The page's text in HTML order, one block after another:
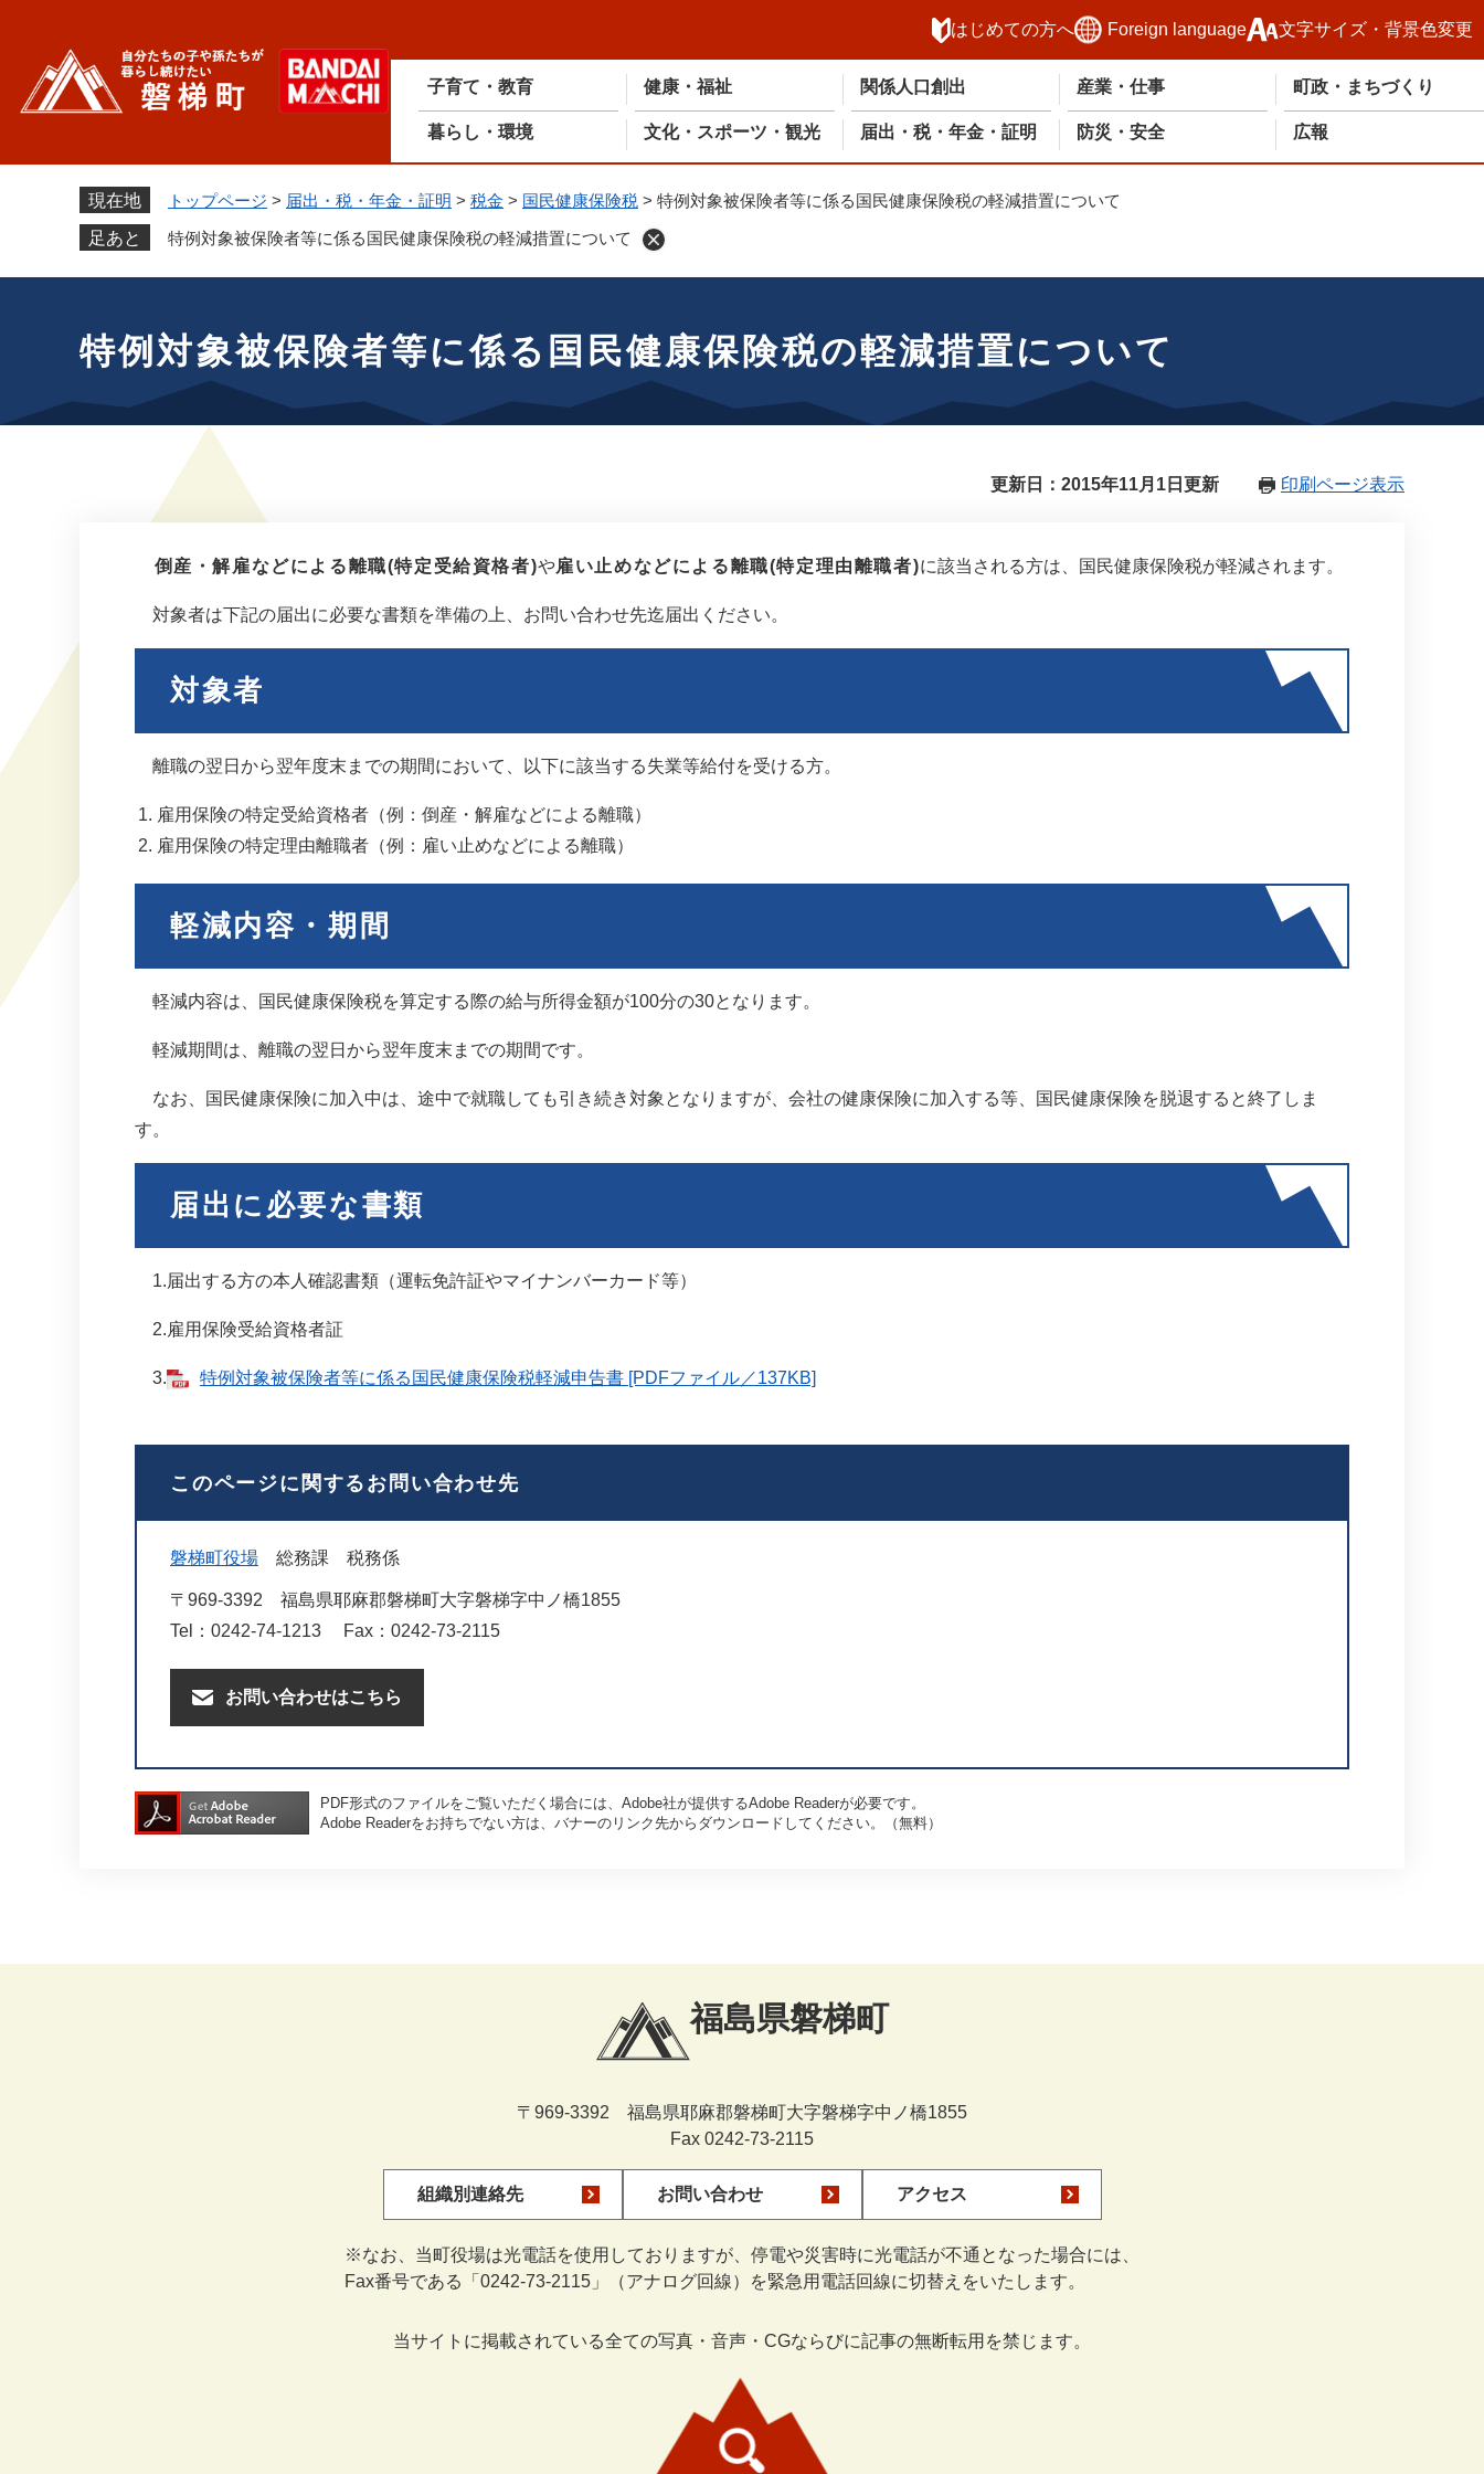
はじめての方へ Foreign language 文字サイズ・背景色変更
子育て・教育 健康・福祉 関係人口創出 産業・仕事 町政・まちづくり
暮らし・環境 文化・スポーツ・観光 届出・税・年金・証明 防災・安全 広報
現在地 トップページ > 届出・税・年金・証明 > 税金 > 国民健康保険税 > 特例対象被保険者等に係る国民健康保険税の軽減措置について
足あと
特例対象被保険者等に係る国民健康保険税の軽減措置について
特例対象被保険者等に係る国民健康保険税の軽減措置について
更新日：2015年11月1日更新 印刷ページ表示
倒産・解雇などによる離職(特定受給資格者)や雇い止めなどによる離職(特定理由離職者)に該当される方は、国民健康保険税が軽減されます。
対象者は下記の届出に必要な書類を準備の上、お問い合わせ先迄届出ください。
対象者
離職の翌日から翌年度末までの期間において、以下に該当する失業等給付を受ける方。
雇用保険の特定受給資格者（例：倒産・解雇などによる離職）
雇用保険の特定理由離職者（例：雇い止めなどによる離職）
軽減内容・期間
軽減内容は、国民健康保険税を算定する際の給与所得金額が100分の30となります。
軽減期間は、離職の翌日から翌年度末までの期間です。
なお、国民健康保険に加入中は、途中で就職しても引き続き対象となりますが、会社の健康保険に加入する等、国民健康保険を脱退すると終了しま
す。
届出に必要な書類
1.届出する方の本人確認書類（運転免許証やマイナンバーカード等）
2.雇用保険受給資格者証
3. 特例対象被保険者等に係る国民健康保険税軽減申告書 [PDFファイル／137KB]
このページに関するお問い合わせ先
磐梯町役場 総務課 税務係
〒969-3392
福島県耶麻郡磐梯町大字磐梯字中ノ橋1855
Tel：0242-74-1213
Fax：0242-73-2115
お問い合わせはこちら
PDF形式のファイルをご覧いただく場合には、Adobe社が提供するAdobe Readerが必要です。
Adobe Readerをお持ちでない方は、バナーのリンク先からダウンロードしてください。（無料）
福島県磐梯町
〒969-3392 福島県耶麻郡磐梯町大字磐梯字中ノ橋1855
Fax 0242-73-2115
組織別連絡先 お問い合わせ アクセス
※なお、当町役場は光電話を使用しておりますが、停電や災害時に光電話が不通となった場合には、
Fax番号である「0242-73-2115」（アナログ回線）を緊急用電話回線に切替えをいたします。
当サイトに掲載されている全ての写真・音声・CGならびに記事の無断転用を禁じます。